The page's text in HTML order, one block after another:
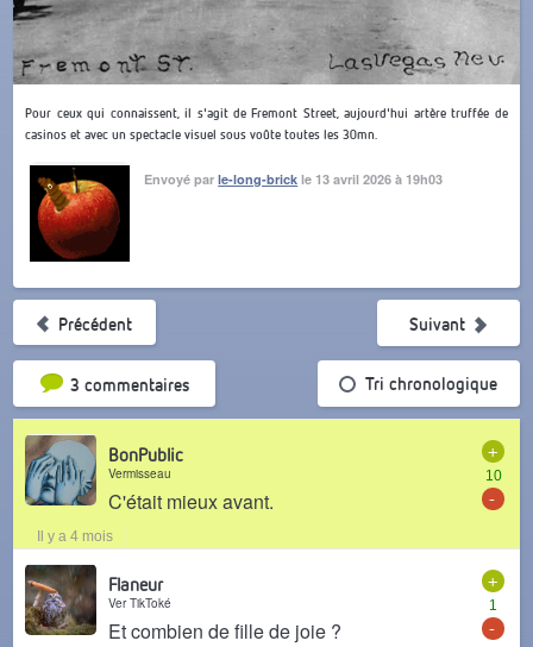
Pour ceux qui connaissent, il s'agit de Fremont Street, aujourd'hui artère truffée de
casinos et avec un spectacle visuel sous voûte toutes les 30mn.
Envoyé parle-long-brick le 13 avril 2026 à 19h03
Précédent
3 commentairesTri par popularité Tri chronologique
Suivant
+
10
-
BonPublic
Vermisseau
C'était mieux avant.
Il y a 4 mois
+
1
-
Flaneur
Ver TikToké
Et combien de fille de joie ?